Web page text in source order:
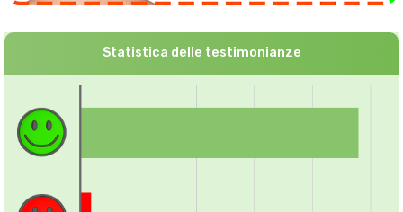
Statistica delle testimonianze